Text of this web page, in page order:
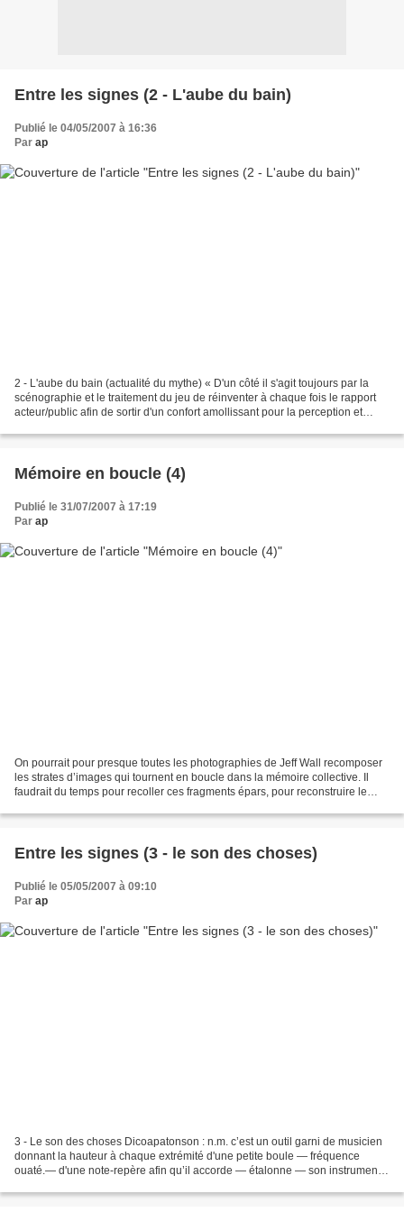
Entre les signes (2 - L'aube du bain)
Publié le 04/05/2007 à 16:36
Par ap
2 - L'aube du bain (actualité du mythe) « D'un côté il s'agit toujours par la
scénographie et le traitement du jeu de réinventer à chaque fois le rapport
acteur/public afin de sortir d'un confort amollissant pour la perception et
Mémoire en boucle (4)
Publié le 31/07/2007 à 17:19
Par ap
On pourrait pour presque toutes les photographies de Jeff Wall recomposer
les strates d’images qui tournent en boucle dans la mémoire collective. Il
faudrait du temps pour recoller ces fragments épars, pour reconstruire le
Entre les signes (3 - le son des choses)
Publié le 05/05/2007 à 09:10
Par ap
3 - Le son des choses Dicoapatonson : n.m. c’est un outil garni de musicien
donnant la hauteur à chaque extrémité d'une petite boule — fréquence
ouaté.— d'une note-repère afin qu’il accorde — étalonne — son instrument.